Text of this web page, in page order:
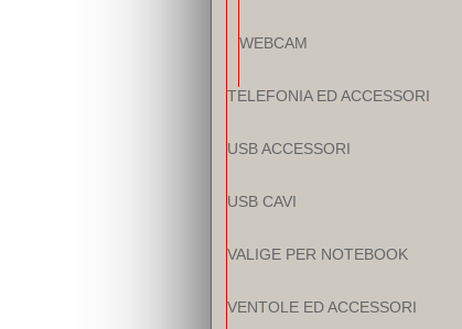
WEBCAM
TELEFONIA ED ACCESSORI
USB ACCESSORI
USB CAVI
VALIGE PER NOTEBOOK
VENTOLE ED ACCESSORI